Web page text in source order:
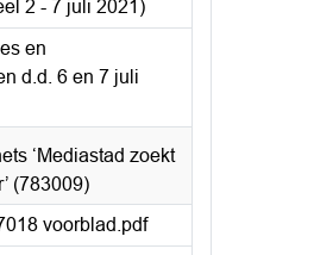
2 - 7 juli 2021)
en
d.d. 6 en 7 juli
‘Mediastad zoekt
(783009)
voorblad.pdf